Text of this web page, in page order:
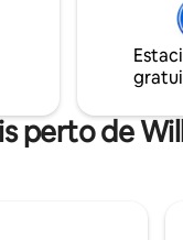
de transportes
e situado no
Luxemburgo,
a sua estadia fácil,
perto de